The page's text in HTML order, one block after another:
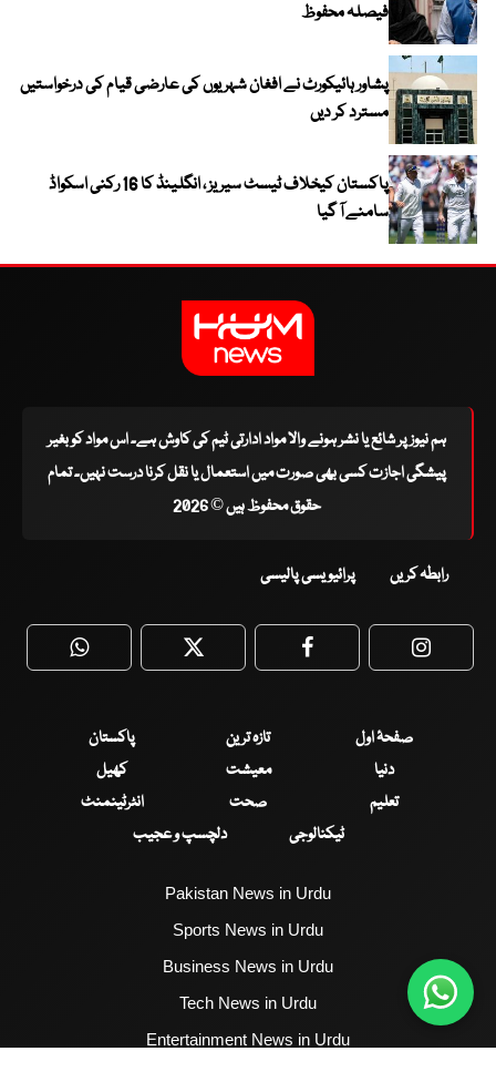
فیصلہ محفوظ
پشاور ہائیکورٹ نے افغان شہریوں کی عارضی قیام کی درخواستیں
مسترد کر دیں
پاکستان کیخلاف ٹیسٹ سیریز ، انگلینڈ کا 16 رکنی اسکواڈ
سامنے آ گیا
ہم نیوز پر شائع یا نشر ہونے والا مواد ادارتی ٹیم کی کاوش ہے۔ اس مواد کو بغیر
پیشگی اجازت کسی بھی صورت میں استعمال یا نقل کرنا درست نہیں۔ تمام
حقوق محفوظ ہیں © 2026
رابطہ کریں پرائیویسی پالیسی
WhatsApp Twitter Facebook
صفحۂ اول تازہ ترین
پاکستان
دنیا
معیشت
کھیل
تعلیم
صحت
انٹرٹینمنٹ
ٹیکنالوجی
دلچسپ و عجیب
Pakistan News in Urdu
Sports News in Urdu
Business News in Urdu
Tech News in Urdu
Entertainment News in Urdu